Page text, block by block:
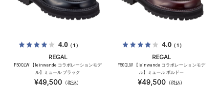
4.0（1）
REGAL
F50QLW 【leinwande コラボレーションモデ
ル】ミュール ブラック
¥49,500（税込）
4.0（1）
REGAL
F50QLW 【leinwande コラボレーションモデ
ル】ミュール ボルドー
¥49,500（税込）